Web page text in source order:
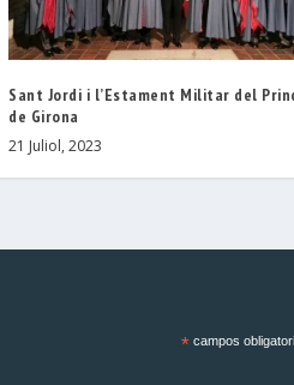
Sant Jordi i l’Estament Militar del
de Girona
21 Juliol, 2023
*campos